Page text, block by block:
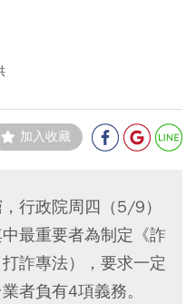
加入收藏
行政院周四（5/9）
最重要者為制定《詐
詐專法），要求一定
者負有4項義務。